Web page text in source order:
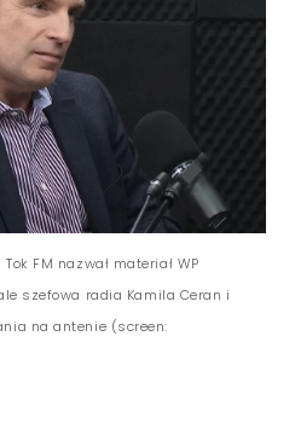
FM nazwał materiał WP
szefowa radia Kamila Ceran i
na antenie (screen: